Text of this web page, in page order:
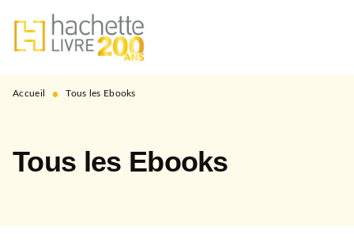
MENU RECHERCHE
PIED DE PAGE
Accueil • Tous les Ebooks
Tous les Ebooks